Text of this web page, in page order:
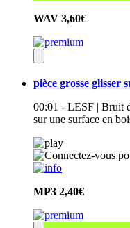
WAV 3,60€
pièce grosse glisser
00:01 - LESF | Bruit
sur une surface en
MP3 2,40€